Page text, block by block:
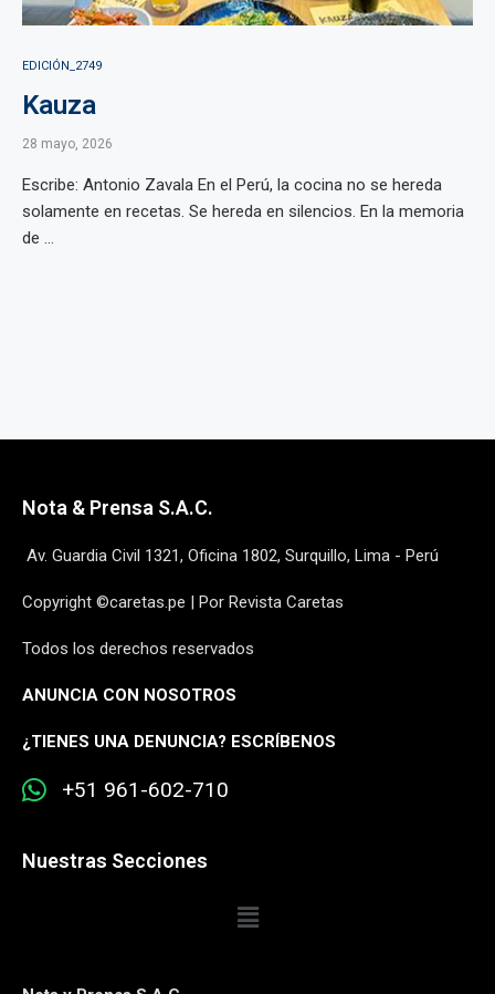
EDICIÓN_2749
Kauza
28 mayo, 2026
Escribe: Antonio Zavala En el Perú, la cocina no se hereda
solamente en recetas. Se hereda en silencios. En la memoria
de ...
Nota & Prensa S.A.C.
Av. Guardia Civil 1321, Oficina 1802, Surquillo, Lima - Perú
Copyright ©caretas.pe | Por Revista Caretas
Todos los derechos reservados
ANUNCIA CON NOSOTROS
¿TIENES UNA DENUNCIA? ESCRÍBENOS
+51 961-602-710
Nuestras Secciones